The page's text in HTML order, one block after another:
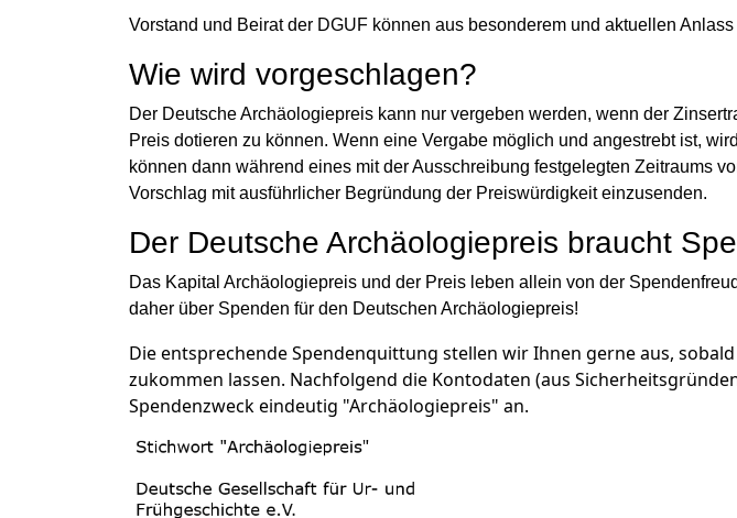
Vorstand und Beirat der DGUF können aus besonderem und aktuellen
Wie wird vorgeschlagen?
Der Deutsche Archäologiepreis kann nur vergeben werden, wenn der
Preis dotieren zu können. Wenn eine Vergabe möglich und angestrebt ist,
können dann während eines mit der Ausschreibung festgelegten Zeitraums
Vorschlag mit ausführlicher Begründung der Preiswürdigkeit einzusenden.
Der Deutsche Archäologiepreis braucht
Das Kapital Archäologiepreis und der Preis leben allein von der
daher über Spenden für den Deutschen Archäologiepreis!
Die entsprechende Spendenquittung stellen wir Ihnen gerne aus,
zukommen lassen. Nachfolgend die Kontodaten (aus
Spendenzweck eindeutig "Archäologiepreis" an.